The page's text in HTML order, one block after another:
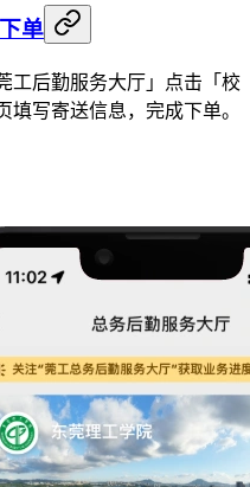
单
工后勤服务大厅」点击「校
写寄送信息，完成下单。